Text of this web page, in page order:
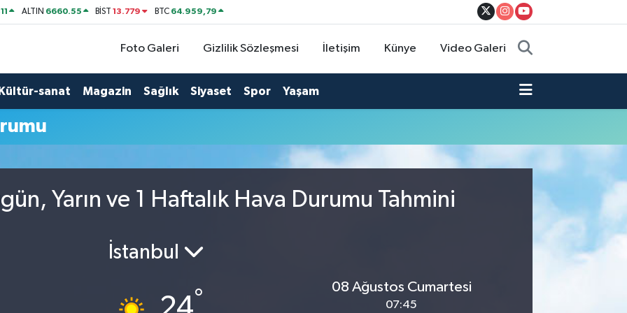
ALTIN 6660.55 BİST13.779 BTC 64.959,79
Foto Galeri Gizlilik Sözleşmesi İletişim Künye Video Galeri
Kültür-sanat Magazin Sağlık Siyaset Spor Yaşam
Yarın ve 1 Haftalık Hava Durumu Tahmini
İstanbul
°
08 Ağustos Cumartesi
07:45